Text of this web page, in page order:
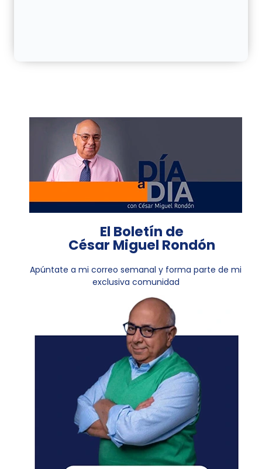
El Boletín de
César Miguel Rondón
Apúntate a mi correo semanal y forma parte de mi
exclusiva comunidad